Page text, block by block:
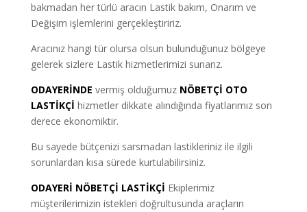
bakmadan her türlü aracın Lastik bakım, Onarım ve
Değişim işlemlerini gerçekleştiririz.
Aracınız hangi tür olursa olsun bulunduğunuz bölgeye
gelerek sizlere Lastik hizmetlerimizi sunarız.
ODAYERİNDE vermiş olduğumuz NÖBETÇİ OTO
LASTİKÇİ hizmetler dikkate alındığında fiyatlarımız son
derece ekonomiktir.
Bu sayede bütçenizi sarsmadan lastikleriniz ile ilgili
sorunlardan kısa sürede kurtulabilirsiniz.
ODAYERİ NÖBETÇİ LASTİKÇİ Ekiplerimiz
müşterilerimizin istekleri doğrultusunda araçların